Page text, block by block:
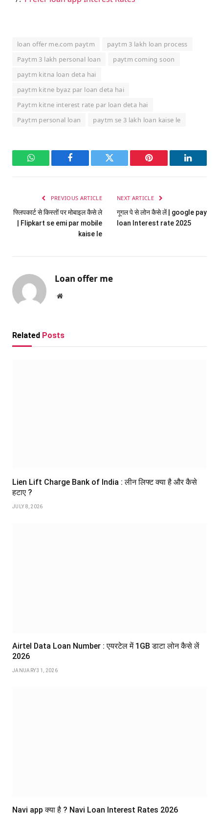
loan offer me.com paytm
paytm 3 lakh loan process
Paytm 3 lakh personal loan
paytm coming soon
paytm kitna loan deta hai
paytm kitne byaz par loan deta hai
Paytm kitne interest rate par loan deta hai
Paytm personal loan
paytm se 3 lakh loan kaise le
WhatsAppFacebook Twitter Pinterest
PREVIOUS ARTICLE
फ्लिपकार्ट से किस्तों पर मोबाइल कैसे ले
| Flipkart se emi par mobile
kaise le
NEXT ARTICLE
गूगल पे से लोन कैसे लें | google pay
loan Interest rate 2025
Loan offer me
Website
Related Posts
Lien Lift Charge Bank of India : लीन लिफ्ट क्या है और कैसे
हटाए ?
JULY 8, 2026
Airtel Data Loan Number : एयरटेल में 1GB डाटा लोन कैसे लें
2026
JANUARY 31, 2026
Navi app क्या है ? Navi Loan Interest Rates 2026